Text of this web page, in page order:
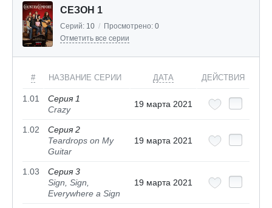
СЕЗОН 1
Серий: 10 / Просмотрено: 0
Отметить все серии
# НАЗВАНИЕ СЕРИИ ДАТА ДЕЙСТВИЯ
1.01
Серия 1
Crazy
19 марта 2021
1.02
Серия 2
Teardrops on My
Guitar
19 марта 2021
1.03
Серия 3
Sign, Sign,
Everywhere a Sign
19 марта 2021